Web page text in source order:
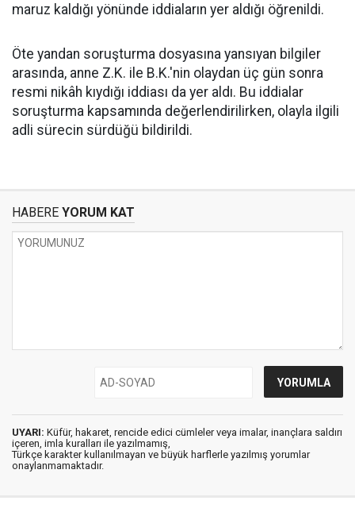
maruz kaldığı yönünde iddiaların yer aldığı öğrenildi.
Öte yandan soruşturma dosyasına yansıyan bilgiler
arasında, anne Z.K. ile B.K.'nin olaydan üç gün sonra
resmi nikâh kıydığı iddiası da yer aldı. Bu iddialar
soruşturma kapsamında değerlendirilirken, olayla ilgili
adli sürecin sürdüğü bildirildi.
HABERE YORUM KAT
UYARI: Küfür, hakaret, rencide edici cümleler veya imalar, inançlara saldırı
içeren, imla kuralları ile yazılmamış,
Türkçe karakter kullanılmayan ve büyük harflerle yazılmış yorumlar
onaylanmamaktadır.